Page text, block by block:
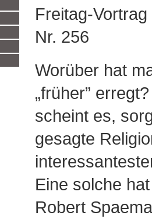
Freitag-
Nr. 256
Worüber hat
„früher”
scheint es,
gesagte
Eine solche
Robert